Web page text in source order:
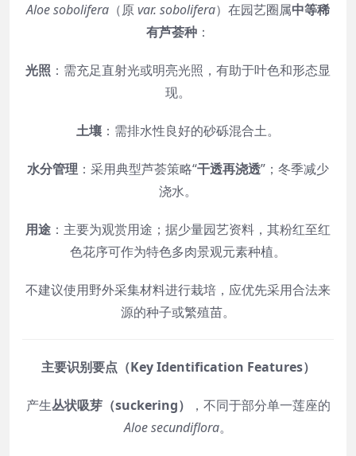
Aloe sobolifera （原var. sobolifera）在园艺圈属中等稀
有芦荟种 ：
光照 ：需充足直射光或明亮光照，有助于叶色和形态显
现。
土壤 ：需排水性良好的砂砾混合土。
水分管理 ：采用典型芦荟策略“干透再浇透”；冬季减少
浇水。
用途 ：主要为观赏用途；据少量园艺资料，其粉红至红
色花序可作为特色多肉景观元素种植。
不建议使用野外采集材料进行栽培，应优先采用合法来
源的种子或繁殖苗。
主要识别要点（Key Identification Features）
产生丛状吸芽（suckering）
，不同于部分单一莲座的
Aloe secundiflora。